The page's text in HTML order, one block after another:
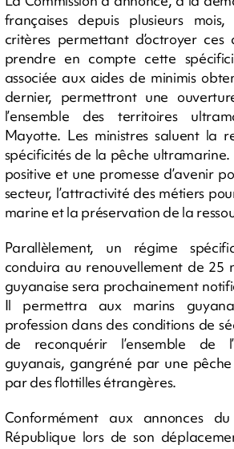
françaises depuis plusieurs
critères permettant d’octroyer
prendre en compte cette
associée aux aides de minimis
dernier, permettront une
l’ensemble des territoires
Mayotte. Les ministres saluent la
spécificités de la pêche ultramarine.
positive et une promesse d’avenir
secteur, l’attractivité des métiers
marine et la préservation de la
Parallèlement, un régime
conduira au renouvellement de 25
guyanaise sera prochainement
Il permettra aux marins
profession dans des conditions de
de reconquérir l’ensemble de
guyanais, gangréné par une
par des flottilles étrangères.
Conformément aux annonces
République lors de son